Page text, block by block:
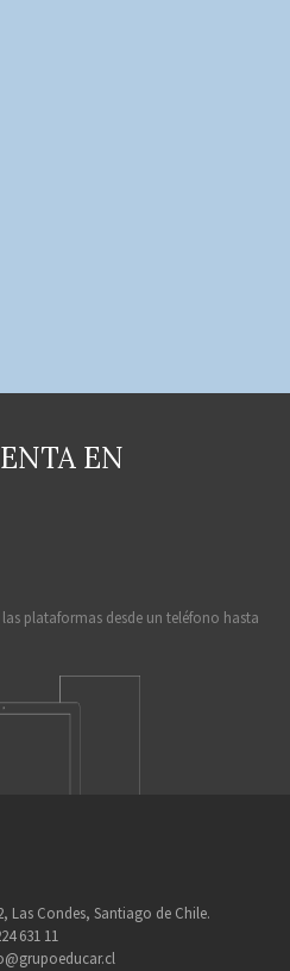
EN
plataformas desde un teléfono hasta
Las Condes, Santiago de Chile.
631 11